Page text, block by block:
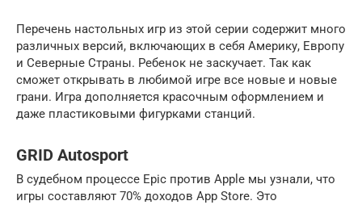
Перечень настольных игр из этой серии содержит много
различных версий, включающих в себя Америку, Европу
и Северные Страны. Ребенок не заскучает. Так как
сможет открывать в любимой игре все новые и новые
грани. Игра дополняется красочным оформлением и
даже пластиковыми фигурками станций.
GRID Autosport
В судебном процессе Epic против Apple мы узнали, что
игры составляют 70% доходов App Store. Это